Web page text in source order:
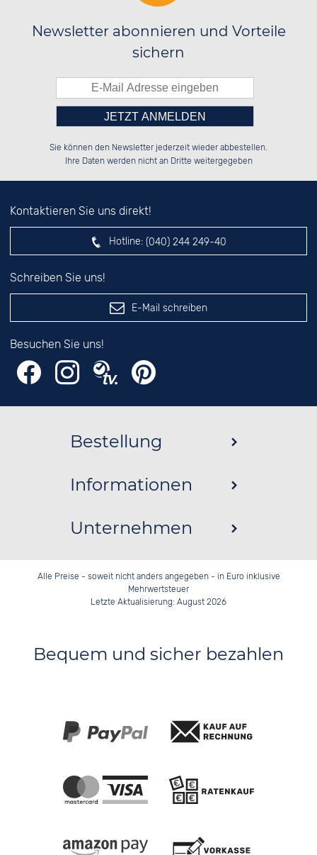
Newsletter abonnieren und Vorteile
sichern
██░░██░░░░░░██░░██░░██░░██░░░░░░
██████░░░░████░░██████░░██████░░
██░░██░░░░░░██░░░░░░██░░██░░██░░
Bitte tragen Sie die Zahl in
das nebenstehende Feld ein.
Sie können den Newsletter jederzeit wieder abbestellen.
Ihre Daten werden nicht an Dritte weitergegeben
Kontaktieren Sie uns direkt!
Hotline: (040) 244 249-40
Schreiben Sie uns!
E-Mail schreiben
Besuchen Sie uns!
Bestellung
Informationen
Unternehmen
Alle Preise - soweit nicht anders angegeben - in Euro inklusive
Mehrwertsteuer
Letzte Aktualisierung: August 2026
Bequem und sicher bezahlen